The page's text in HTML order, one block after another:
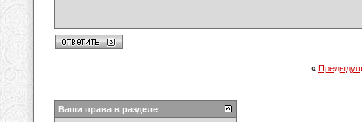
«
Ваши права в разделе